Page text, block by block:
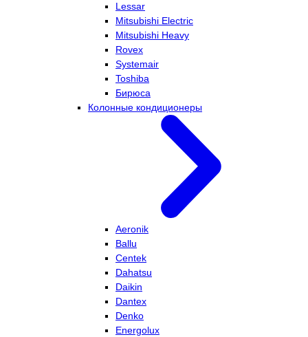
Lessar
Mitsubishi Electric
Mitsubishi Heavy
Rovex
Systemair
Toshiba
Бирюса
Колонные кондиционеры
Aeronik
Ballu
Centek
Dahatsu
Daikin
Dantex
Denko
Energolux